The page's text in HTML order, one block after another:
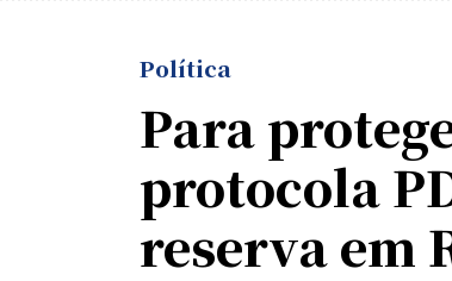
Política
Para
protocola
reserva em